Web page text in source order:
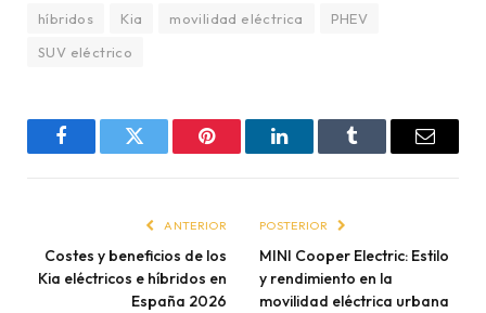
híbridos
Kia movilidad eléctrica
PHEV
SUV eléctrico
FacebookTwitter Pinterest LinkedInTumblr Email
ANTERIOR
Costes y beneficios de los
Kia eléctricos e híbridos en
España 2026
POSTERIOR
MINI Cooper Electric: Estilo
y rendimiento en la
movilidad eléctrica urbana